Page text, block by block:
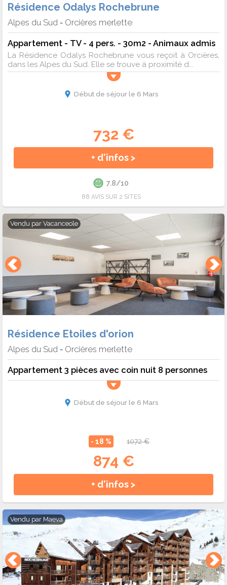
Résidence Odalys Rochebrune
Alpes du Sud - Orcières merlette
Appartement - TV - 4 pers. - 30m2 - Animaux admis
La Résidence Odalys Rochebrune vous reçoit à Orcières,
dans les Alpes du Sud. Elle se trouve à proximité d...
Début de séjour le 6 Mars
732 €
+ d'infos >
7.8/10
88 AVIS SUR 2 SITES
Vendu par Vacanceole
Résidence Etoiles d'orion
Alpes du Sud - Orcières merlette
Appartement 3 pièces avec coin nuit 8 personnes
Début de séjour le 6 Mars
- 18 % 1072 €
874 €
+ d'infos >
Vendu par Maeva